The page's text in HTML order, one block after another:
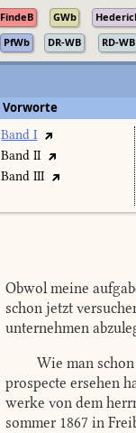
FindeB GWb
PfWb DR-WB RD-WB
Vorworte
Band I
Band II
Band III
Obwol meine
schon jetzt
unternehmen
Wie man
prospecte ersehen
werke von dem
sommer 1867 in